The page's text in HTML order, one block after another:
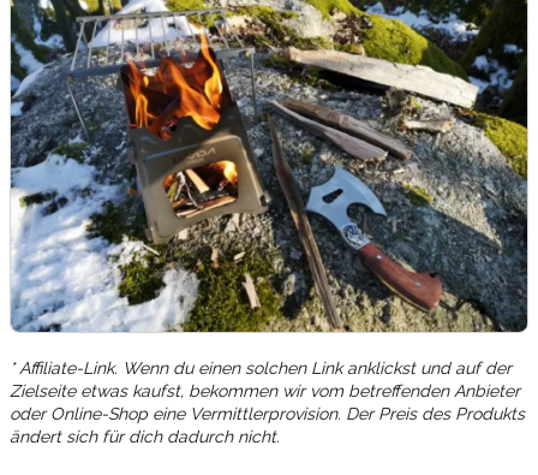
* Affiliate-Link. Wenn du einen solchen Link anklickst und auf der
Zielseite etwas kaufst, bekommen wir vom betreffenden Anbieter
oder Online-Shop eine Vermittlerprovision. Der Preis des Produkts
ändert sich für dich dadurch nicht.